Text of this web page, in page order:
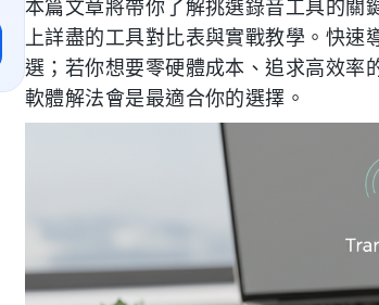
本篇文章將帶你了解挑選錄音工具的關
上詳盡的工具對比表與實戰教學。快速
選；若你想要零硬體成本、追求高效率
軟體解法會是最適合你的選擇。